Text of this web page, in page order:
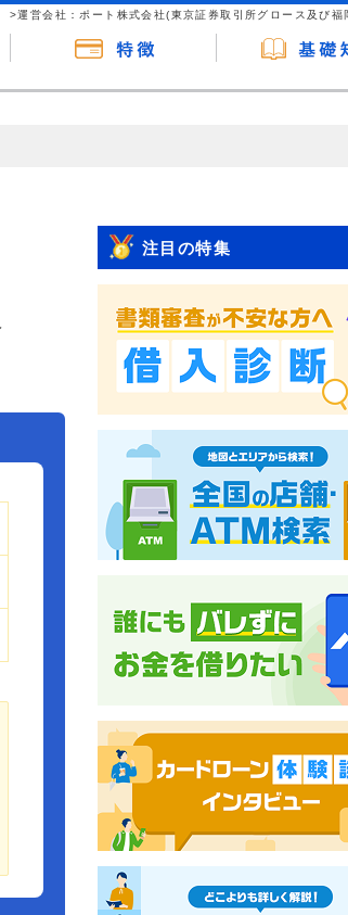
>運営会社：ポート株式会社(東京証券取引所グロース及び福
注目の特集